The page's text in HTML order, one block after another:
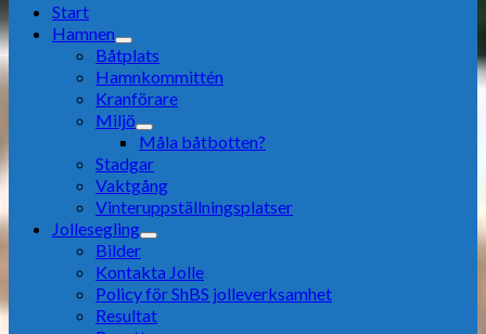
Start
Hamnen
Båtplats
Hamnkommittén
Kranförare
Miljö
Måla båtbotten?
Stadgar
Vaktgång
Vinteruppställningsplatser
Jollesegling
Bilder
Kontakta Jolle
Policy för ShBS jolleverksamhet
Resultat